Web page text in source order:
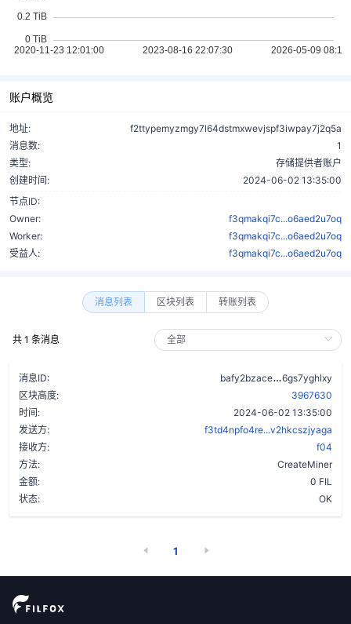
账户概览
地址:
f2ttypemyzmgy7l64dstmxwevjspf3iwpay7j2q5a
消息数:
1
类型:
存储提供者账户
创建时间:
2024-06-02 13:35:00
节点ID:
Owner:
f3qmakqi7c...o6aed2u7oq
Worker:
f3qmakqi7c...o6aed2u7oq
受益人:
f3qmakqi7c...o6aed2u7oq
消息列表 区块列表 转账列表
共 1 条消息
消息ID: bafy2bzace
6gs7yghlxy
区块高度:
3967630
时间:
2024-06-02 13:35:00
发送方:
f3td4npfo4re...v2hkcszjyaga
接收方:
f04
方法:
CreateMiner
金额:
0 FIL
状态:
OK
1